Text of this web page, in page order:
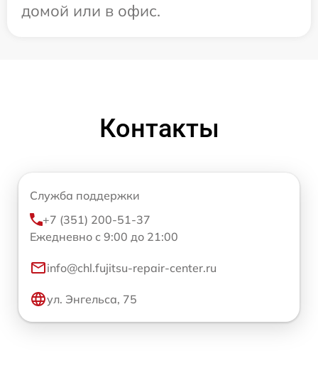
домой или в офис.
Контакты
Служба поддержки
+7 (351) 200-51-37
Ежедневно с 9:00 до 21:00
info@chl.fujitsu-repair-center.ru
ул. Энгельса, 75